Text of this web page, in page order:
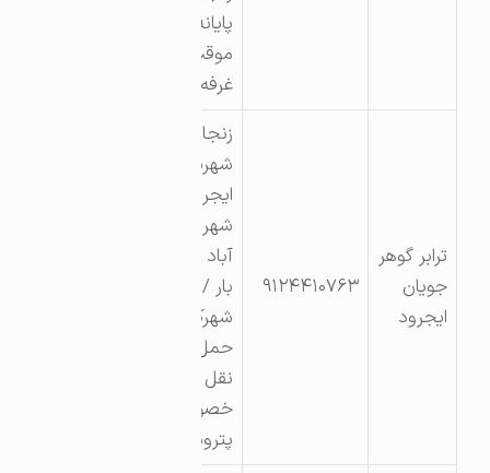
پایانه بار
موقت
غرفه ۶
ترابر گوهر
جویان
ایجرود
۹۱۲۴۴۱۰۷۶۳
زنجان
شهرستان
ایجرود
شهر زرین
آباد پایانه
بار /
شهرک
حمل و
خصوصی
پتروشیمی